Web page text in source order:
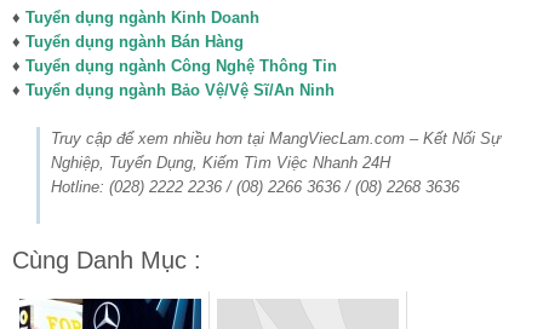
♦ Tuyển dụng ngành Kinh Doanh
♦ Tuyển dụng ngành Bán Hàng
♦ Tuyển dụng ngành Công Nghệ Thông Tin
♦ Tuyển dụng ngành Bảo Vệ/Vệ Sĩ/An Ninh
Truy cập để xem nhiều hơn tại MangViecLam.com – Kết Nối Sự
Nghiệp, Tuyển Dụng, Kiếm Tìm Việc Nhanh 24H
Hotline: (028) 2222 2236 / (08) 2266 3636 / (08) 2268 3636
Cùng Danh Mục :